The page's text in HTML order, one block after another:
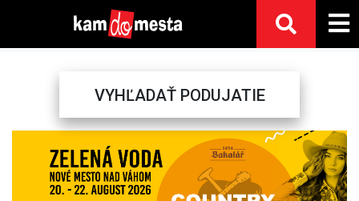
VYHĽADAŤ PODUJATIE